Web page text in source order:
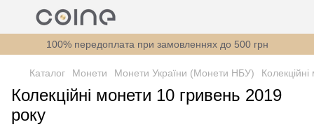
100% передоплата при замовленнях до 500 грн
Каталог Монети Монети України (Монети НБУ)
Колекційні монети 10 гривень 2019
року